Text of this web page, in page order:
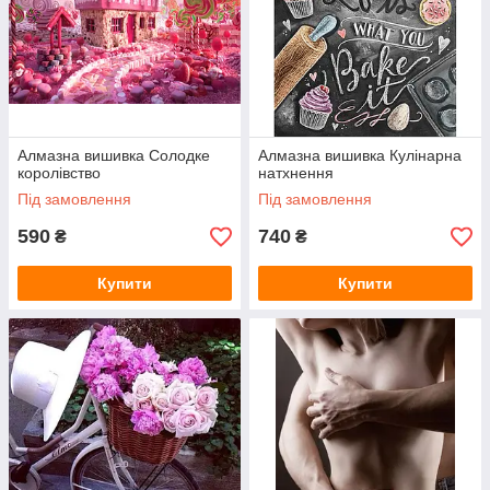
Алмазна вишивка Солодке
королівство
Під замовлення
590 ₴
Купити
Алмазна вишивка Кулінарна
натхнення
Під замовлення
740 ₴
Купити